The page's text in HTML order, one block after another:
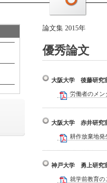
論文集 2015年
優秀論文
大阪大学 後藤研
労働者のメ
大阪大学 赤井研究
耕作放棄地発
神戸大学 勇上研究
就学前教育